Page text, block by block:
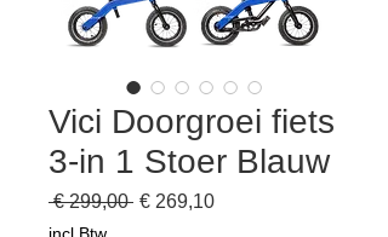
Vici Doorgroei fiets
3-in 1 Stoer Blauw
€ 299,00 Normale
€ 269,10Verkoopprijs